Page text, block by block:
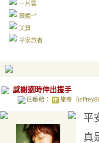
一片雲
薇妮~*
美賢
平安旅者
感謝適時伸出援手
回應給： 旅者（
平
真